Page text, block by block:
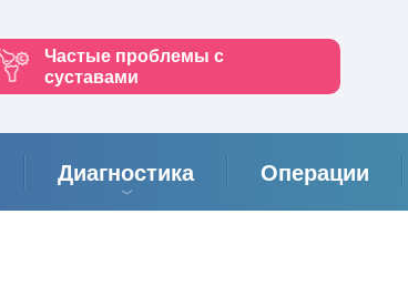
Частые проблемы с
суставами
Диагностика Операции